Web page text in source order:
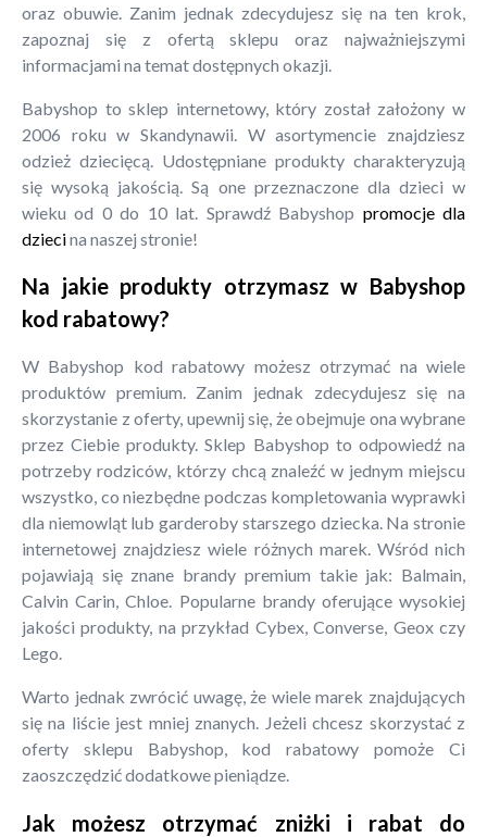
oraz obuwie. Zanim jednak zdecydujesz się na ten krok,
zapoznaj się z ofertą sklepu oraz najważniejszymi
informacjami na temat dostępnych okazji.
Babyshop to sklep internetowy, który został założony w
2006 roku w Skandynawii. W asortymencie znajdziesz
odzież dziecięcą. Udostępniane produkty charakteryzują
się wysoką jakością. Są one przeznaczone dla dzieci w
wieku od 0 do 10 lat. Sprawdź Babyshop promocje dla
dziecina naszej stronie!
Na jakie produkty otrzymasz w Babyshop
kod rabatowy?
W Babyshop kod rabatowy możesz otrzymać na wiele
produktów premium. Zanim jednak zdecydujesz się na
skorzystanie z oferty, upewnij się, że obejmuje ona wybrane
przez Ciebie produkty. Sklep Babyshop to odpowiedź na
potrzeby rodziców, którzy chcą znaleźć w jednym miejscu
wszystko, co niezbędne podczas kompletowania wyprawki
dla niemowląt lub garderoby starszego dziecka. Na stronie
internetowej znajdziesz wiele różnych marek. Wśród nich
pojawiają się znane brandy premium takie jak: Balmain,
Calvin Carin, Chloe. Popularne brandy oferujące wysokiej
jakości produkty, na przykład Cybex, Converse, Geox czy
Lego.
Warto jednak zwrócić uwagę, że wiele marek znajdujących
się na liście jest mniej znanych. Jeżeli chcesz skorzystać z
oferty sklepu Babyshop, kod rabatowy pomoże Ci
zaoszczędzić dodatkowe pieniądze.
Jak możesz otrzymać zniżki i rabat do